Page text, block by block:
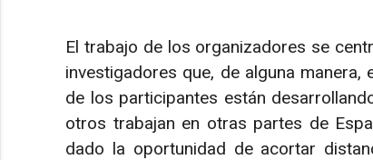
El trabajo de los organizadores se
investigadores que, de alguna
de los participantes están
otros trabajan en otras partes de
dado la oportunidad de acortar